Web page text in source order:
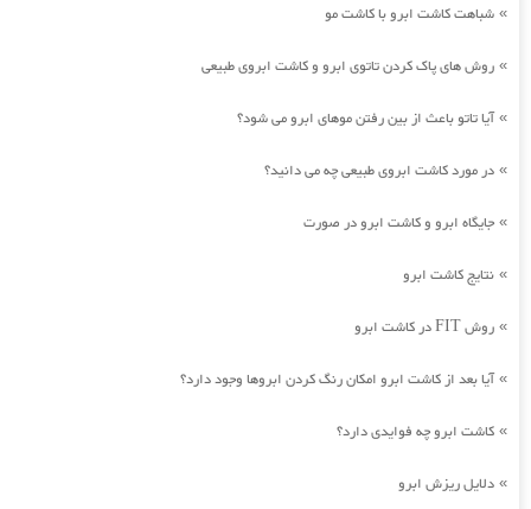
» شباهت کاشت ابرو با کاشت مو
» روش های پاک کردن تاتوی ابرو و کاشت ابروی طبیعی
»آیا تاتو باعث از بین رفتن موهای ابرو می شود؟
» در مورد کاشت ابروی طبیعی چه می دانید؟
» جایگاه ابرو و کاشت ابرو در صورت
» نتایج کاشت ابرو
» روش FIT در کاشت ابرو
»آیا بعد از کاشت ابرو امکان رنگ کردن ابروها وجود دارد؟
» کاشت ابرو چه فوایدی دارد؟
» دلایل ریزش ابرو